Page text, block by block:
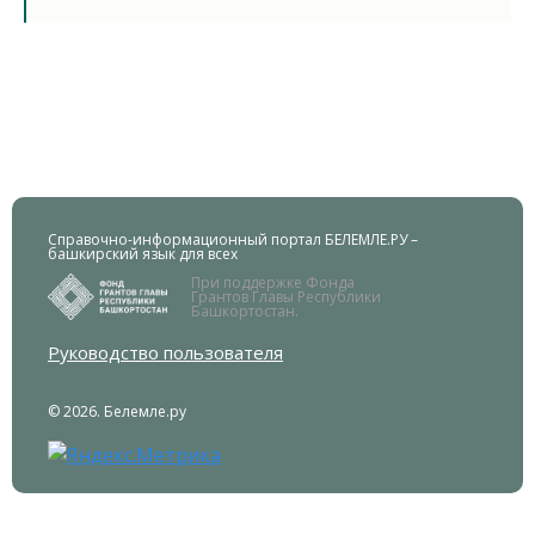
Справочно-информационный портал БЕЛЕМЛЕ.РУ –
башкирский язык для всех
При поддержке Фонда
Грантов Главы Республики
Башкортостан.
Руководство пользователя
© 2026. Белемле.ру